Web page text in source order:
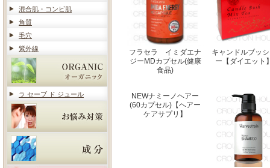
混合肌・コンビ肌
角質
毛穴
紫外線
ラ セーブ ド ジュール
フラセラ イミダエナ
ジーMDカプセル(健康
食品)
キャンドルブッ
ー【ダイエット
NEWナミーノヘアー
(60カプセル)【ヘアー
ケアサプリ】